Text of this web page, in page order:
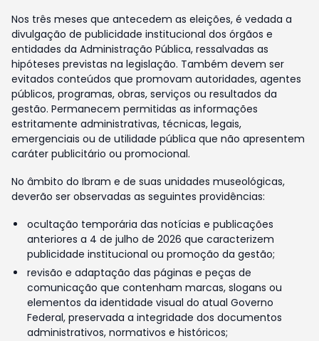
Nos três meses que antecedem as eleições, é vedada a
divulgação de publicidade institucional dos órgãos e
entidades da Administração Pública, ressalvadas as
hipóteses previstas na legislação. Também devem ser
evitados conteúdos que promovam autoridades, agentes
públicos, programas, obras, serviços ou resultados da
gestão. Permanecem permitidas as informações
estritamente administrativas, técnicas, legais,
emergenciais ou de utilidade pública que não apresentem
caráter publicitário ou promocional.
No âmbito do Ibram e de suas unidades museológicas,
deverão ser observadas as seguintes providências:
ocultação temporária das notícias e publicações
anteriores a 4 de julho de 2026 que caracterizem
publicidade institucional ou promoção da gestão;
revisão e adaptação das páginas e peças de
comunicação que contenham marcas, slogans ou
elementos da identidade visual do atual Governo
Federal, preservada a integridade dos documentos
administrativos, normativos e históricos;